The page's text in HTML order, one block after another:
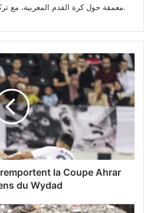
معمقة حول كرة القدم المغربية، مع تركيز خاص على المنتخبات الوطنية.
la Coupe Ahrar
du Wydad